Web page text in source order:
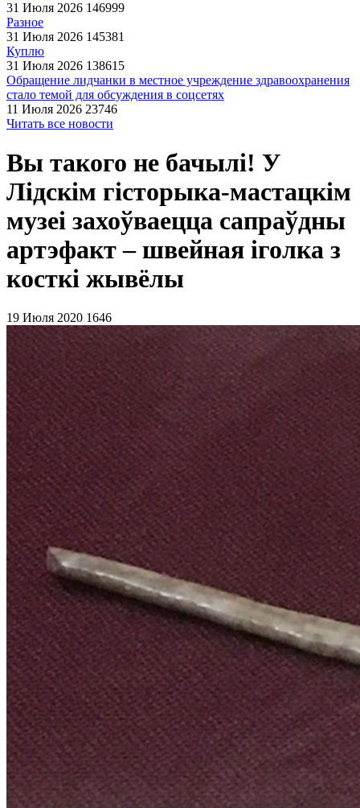
31 Июля 2026 146999
Разное
31 Июля 2026 145381
Куплю
31 Июля 2026 138615
Обращение лидчанки в местное учреждение здравоохранения
стало темой для обсуждения в соцсетях
11 Июля 2026 23746
Читать все новости
Вы такого не бачылі! У
Лідскім гісторыка-мастацкім
музеі захоўваецца сапраўдны
артэфакт – швейная іголка з
косткі жывёлы
19 Июля 2020 1646